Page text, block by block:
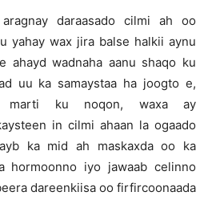
daraasado cilmi ah oo
yahay wax jira balse halkii aynu
ahayd wadnaha aanu shaqo ku
uu ka samaystaa ha joogto e,
marti ku noqon, waxa ay
in cilmi ahaan la ogaado
ka mid ah maskaxda oo ka
hormoonno iyo jawaab celinno
dareenkiisa oo firfircoonaada